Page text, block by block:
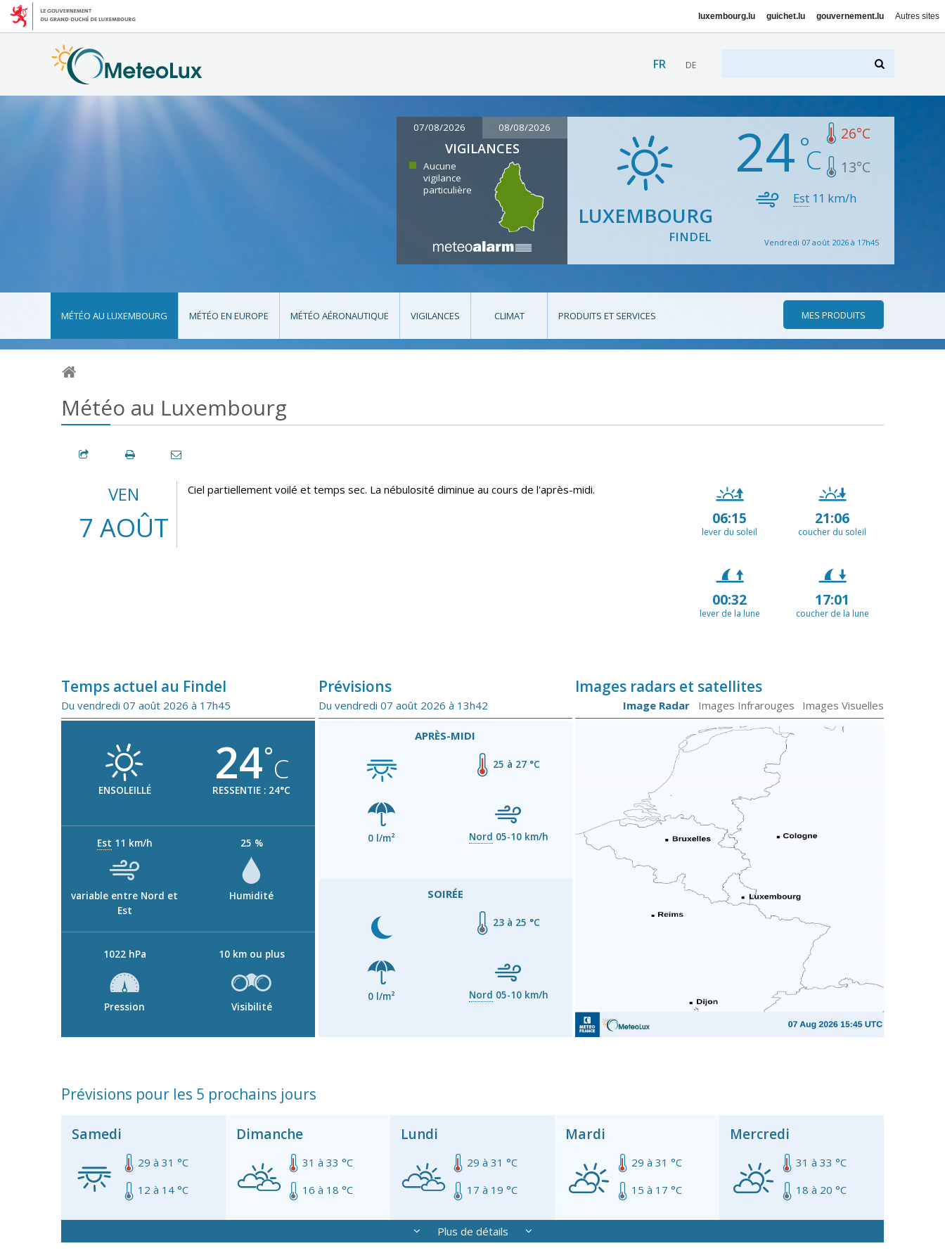
luxembourg.lu guichet.lu gouvernement.lu Autres sites
FR DE
07/08/2026 08/08/2026
VIGILANCES
Aucune
vigilance
particulière
LUXEMBOURG
FINDEL
24 26°C
13°C
Est11 km/h
Vendredi 07 août 2026 à 17h45
MÉTÉO AU LUXEMBOURG MÉTÉO EN EUROPE MÉTÉO AÉRONAUTIQUE VIGILANCES CLIMAT PRODUITS ET SERVICES MES PRODUITS
Météo au Luxembourg
VEN
7 AOÛT
Ciel partiellement voilé et temps sec. La nébulosité diminue au cours de l'après-midi.
06:15
lever du soleil
21:06
coucher du soleil
00:32
lever de la lune
17:01
coucher de la lune
Temps actuel au Findel
Du vendredi 07 août 2026 à 17h45
ENSOLEILLÉ 24°C
RESSENTIE : 24°C
Est 11 km/h
variable entre Nord et
Est
25 %
Humidité
1022 hPa
Pression
10 km ou plus
Visibilité
Prévisions
Du vendredi 07 août 2026 à 13h42
APRÈS-MIDI
25 à 27 °C
0 l/m² Nord 05-10 km/h
SOIRÉE
23 à 25 °C
0 l/m² Nord 05-10 km/h
Images radars et satellites
Image Radar Images Infrarouges Images Visuelles
Prévisions pour les 5 prochains jours
Samedi
29 à 31 °C
12 à 14 °C
Dimanche
31 à 33 °C
16 à 18 °C
Lundi
29 à 31 °C
17 à 19 °C
Mardi
29 à 31 °C
15 à 17 °C
Mercredi
31 à 33 °C
18 à 20 °C
Plus de détails